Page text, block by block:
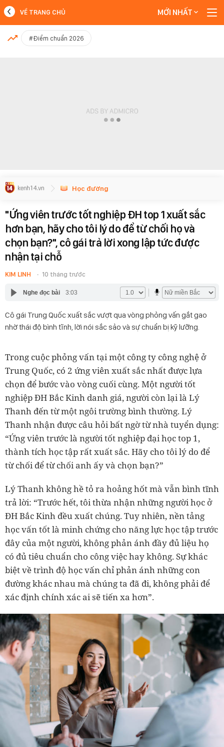
MỚI NHẤT
VỀ TRANG CHỦ MỚI NHẤT
#Điểm chuẩn 2026
Học đường
"Ứng viên trước tốt nghiệp ĐH top 1 xuất sắc
hơn bạn, hãy cho tôi lý do để từ chối họ và
chọn bạn?", cô gái trả lời xong lập tức được
nhận tại chỗ
KIM LINH 10 tháng trước
Nghe đọc bài 3:03
Cô gái Trung Quốc xuất sắc vượt qua vòng phỏng vấn gắt gao
nhờ thái độ bình tĩnh, lời nói sắc sảo và sự chuẩn bị kỹ lưỡng.
Trong cuộc phỏng vấn tại một công ty công nghệ ở
Trung Quốc, có 2 ứng viên xuất sắc nhất được lựa
chọn để bước vào vòng cuối cùng. Một người tốt
nghiệp ĐH Bắc Kinh danh giá, người còn lại là Lý
Thanh đến từ một ngôi trường bình thường. Lý
Thanh nhận được câu hỏi bất ngờ từ nhà tuyển dụng:
“Ứng viên trước là người tốt nghiệp đại học top 1,
thành tích học tập rất xuất sắc. Hãy cho tôi lý do để
từ chối để từ chối anh ấy và chọn bạn?”
Lý Thanh không hề tỏ ra hoảng hốt mà vẫn bình tĩnh
trả lời: “Trước hết, tôi thừa nhận những người học ở
ĐH Bắc Kinh đều xuất chúng. Tuy nhiên, nền tảng
học vấn tốt là minh chứng cho năng lực học tập trước
đây của một người, không phản ánh đầy đủ liệu họ
có đủ tiêu chuẩn cho công việc hay không. Sự khác
biệt về trình độ học vấn chỉ phản ánh những con
đường khác nhau mà chúng ta đã đi, không phải để
xác định chính xác ai sẽ tiến xa hơn”.